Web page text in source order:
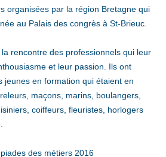
organisées par la région Bretagne qui
au Palais des congrès à St-Brieuc.
rencontre des professionnels qui leur
et leur passion. Ils ont
jeunes en formation qui étaient en
maçons, marins, boulangers,
coiffeurs, fleuristes, horlogers